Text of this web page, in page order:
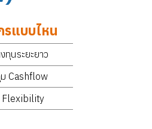
รแบบไหน
ทุนระยะยาว
Cashflow
Flexibility